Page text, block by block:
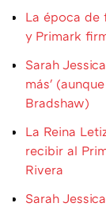
La época de
y Primark
Sarah
más'
Bradshaw)
La Reina
recibir al
Rivera
Sarah